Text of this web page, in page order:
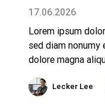
Lecker Lee
17.06.2026
Lorem ipsum
sed diam
dolore magna